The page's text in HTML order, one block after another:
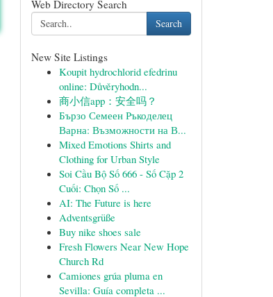
Web Directory Search
Search
New Site Listings
Koupit hydrochlorid efedrinu
online: Důvěryhodn...
商小信app：安全吗？
Бързо Семеен Ръкоделец
Варна: Възможности на В...
Mixed Emotions Shirts and
Clothing for Urban Style
Soi Cầu Bộ Số 666 - Số Cặp 2
Cuối: Chọn Số ...
AI: The Future is here
Adventsgrüße
Buy nike shoes sale
Fresh Flowers Near New Hope
Church Rd
Camiones grúa pluma en
Sevilla: Guía completa ...